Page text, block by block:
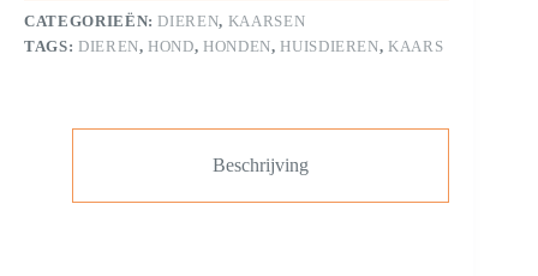
CATEGORIEËN:DIEREN, KAARSEN
TAGS: DIEREN,HOND,HONDEN,HUISDIEREN,KAARS
Beschrijving